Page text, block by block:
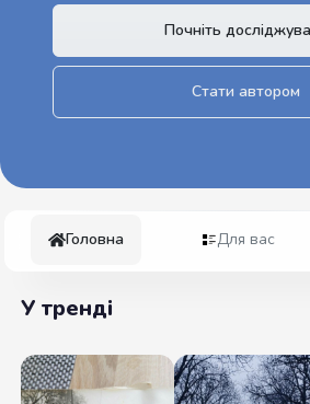
Почніть
Стати автором
Головна Для вас
У тренді